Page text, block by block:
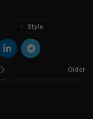
Style
Older